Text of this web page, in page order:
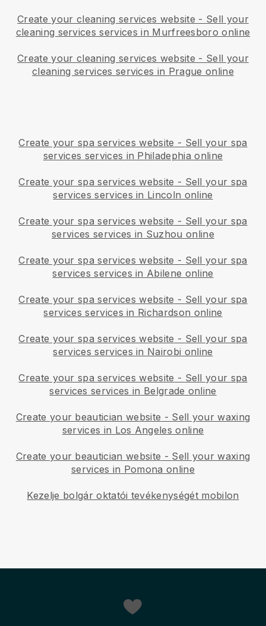
Create your cleaning services website - Sell your
cleaning services services in Murfreesboro online
Create your cleaning services website - Sell your
cleaning services services in Prague online
Create your spa services website - Sell your spa
services services in Philadephia online
Create your spa services website - Sell your spa
services services in Lincoln online
Create your spa services website - Sell your spa
services services in Suzhou online
Create your spa services website - Sell your spa
services services in Abilene online
Create your spa services website - Sell your spa
services services in Richardson online
Create your spa services website - Sell your spa
services services in Nairobi online
Create your spa services website - Sell your spa
services services in Belgrade online
Create your beautician website - Sell your waxing
services in Los Angeles online
Create your beautician website - Sell your waxing
services in Pomona online
Kezelje bolgár oktatói tevékenységét mobilon